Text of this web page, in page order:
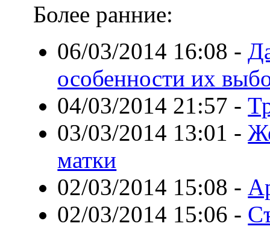
Более ранние:
06/03/2014 16:08 -
особенности их
04/03/2014 21:57 -
03/03/2014 13:01 -
матки
02/03/2014 15:08 -
02/03/2014 15:06 -